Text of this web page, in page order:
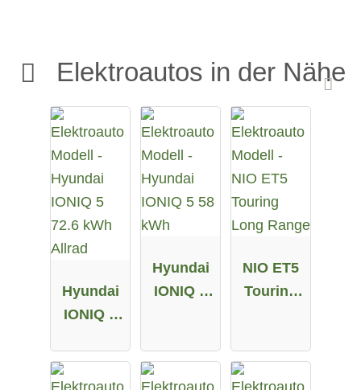
Elektroautos in der Nähe
Hyundai
IONIQ 5
Allrad
Hyundai
IONIQ 5
NIO ET5
Touring